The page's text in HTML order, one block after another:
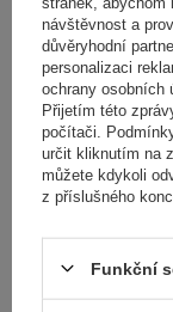
Obsah vašeho
Přidejte vlastní
návštěvnost a
důvěryhodní
personalizaci
ochrany osobních
Přijetím této
počítači.
určit kliknutím na
můžete kdykoli
z příslušného
Funkční